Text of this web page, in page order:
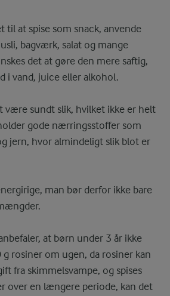
til at spise som snack, anvende
bagværk, salat og mange
det at gøre den mere saftig,
i vand, juice eller alkohol.
være sundt slik, hvilket ikke er helt
gode nærringsstoffer som
jern, hvor almindeligt slik blot er
man bør derfor ikke bare
at børn under 3 år ikke
g rosiner om ugen, da rosiner kan
fra skimmelsvampe, og spises
over en længere periode, kan det